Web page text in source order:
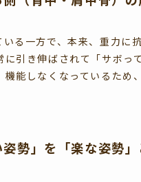
いる一方で、本来、重力
引き伸ばされて「サボっ
機能しなくなっているた
勢」を「楽な姿勢